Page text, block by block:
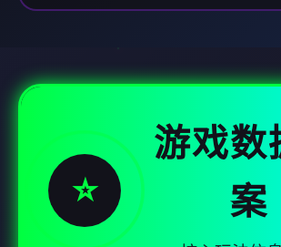
⭐
游戏数
案